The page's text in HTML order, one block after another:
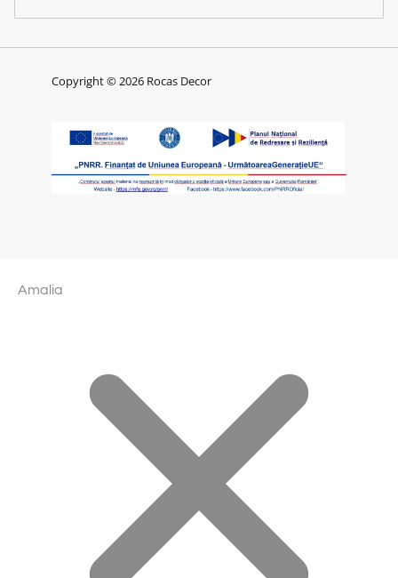
Copyright © 2026 Rocas Decor
Amalia